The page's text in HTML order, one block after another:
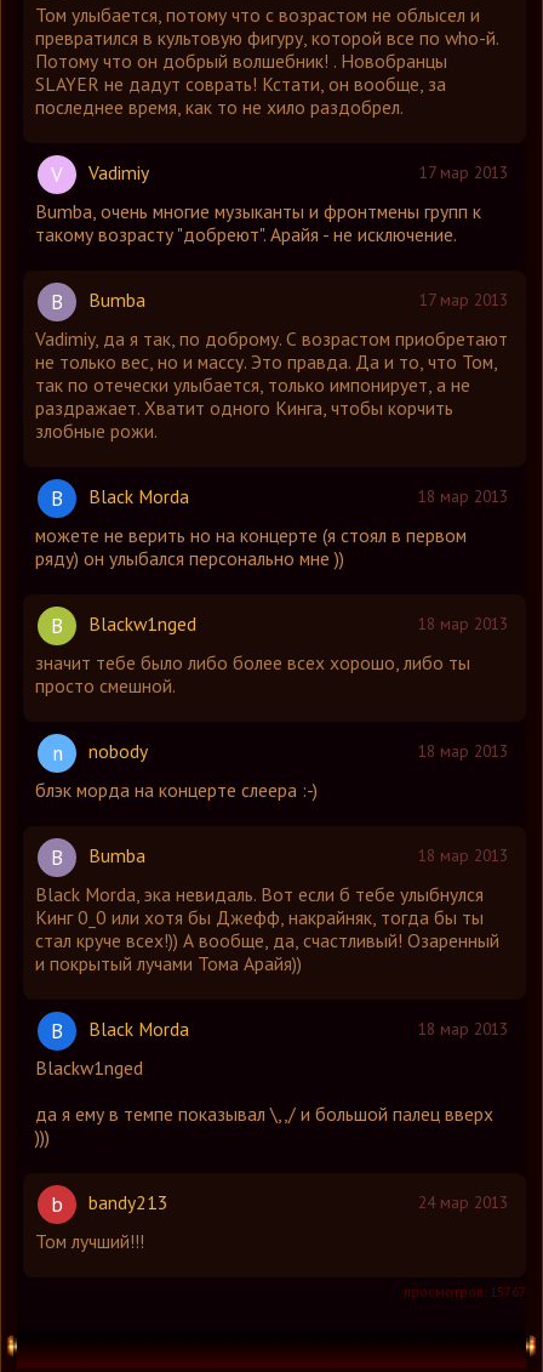
Том улыбается, потому что с возрастом не облысел и
превратился в культовую фигуру, которой все по who-й.
Потому что он добрый волшебник! . Новобранцы
SLAYER не дадут соврать! Кстати, он вообще, за
последнее время, как то не хило раздобрел.
17 мар 2013
V
Vadimiy
Bumba, очень многие музыканты и фронтмены групп к
такому возрасту "добреют". Арайя - не исключение.
17 мар 2013
B
Bumba
Vadimiy, да я так, по доброму. С возрастом приобретают
не только вес, но и массу. Это правда. Да и то, что Том,
так по отечески улыбается, только импонирует, а не
раздражает. Хватит одного Кинга, чтобы корчить
злобные рожи.
18 мар 2013
B
Black Morda
можете не верить но на концерте (я стоял в первом
ряду) он улыбался персонально мне ))
18 мар 2013
B
Blaсkw1ngеd
значит тебе было либо более всех хорошо, либо ты
просто смешной.
18 мар 2013
n
nobody
блэк морда на концерте слеера :-)
18 мар 2013
B
Bumba
Black Morda, эка невидаль. Вот если б тебе улыбнулся
Кинг 0_0 или хотя бы Джефф, накрайняк, тогда бы ты
стал круче всех!)) А вообще, да, счастливый! Озаренный
и покрытый лучами Тома Арайя))
18 мар 2013
B
Black Morda
Blaсkw1ngеd
да я ему в темпе показывал \,,/ и большой палец вверх
)))
24 мар 2013
b
bandy213
Том лучший!!!
просмотров: 15767